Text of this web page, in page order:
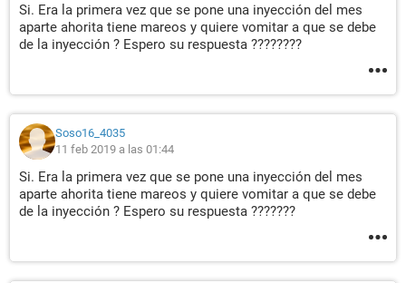
Si. Era la primera vez que se pone una inyección del mes
aparte ahorita tiene mareos y quiere vomitar a que se debe
de la inyección ? Espero su respuesta ????????
Soso16_4035
11 feb 2019 a las 01:44
Si. Era la primera vez que se pone una inyección del mes
aparte ahorita tiene mareos y quiere vomitar a que se debe
de la inyección ? Espero su respuesta ???????